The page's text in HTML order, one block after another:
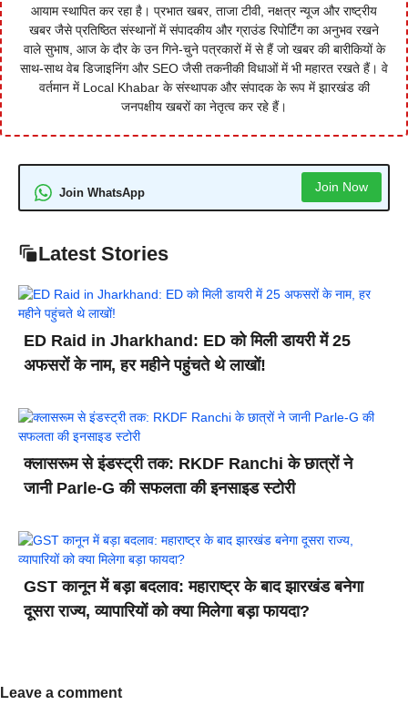
आयाम स्थापित कर रहा है। प्रभात खबर, ताजा टीवी, नक्षत्र न्यूज और राष्ट्रीय
खबर जैसे प्रतिष्ठित संस्थानों में संपादकीय और ग्राउंड रिपोर्टिंग का अनुभव रखने
वाले सुभाष, आज के दौर के उन गिने-चुने पत्रकारों में से हैं जो खबर की बारीकियों के
साथ-साथ वेब डिजाइनिंग और SEO जैसी तकनीकी विधाओं में भी महारत रखते हैं। वे
वर्तमान में Local Khabar के संस्थापक और संपादक के रूप में झारखंड की
जनपक्षीय खबरों का नेतृत्व कर रहे हैं।
Join WhatsApp Join Now
Latest Stories
ED Raid in Jharkhand: ED को मिली डायरी में 25
अफसरों के नाम, हर महीने पहुंचते थे लाखों!
क्लासरूम से इंडस्ट्री तक: RKDF Ranchi के छात्रों ने
जानी Parle-G की सफलता की इनसाइड स्टोरी
GST कानून में बड़ा बदलाव: महाराष्ट्र के बाद झारखंड बनेगा
दूसरा राज्य, व्यापारियों को क्या मिलेगा बड़ा फायदा?
Leave a comment